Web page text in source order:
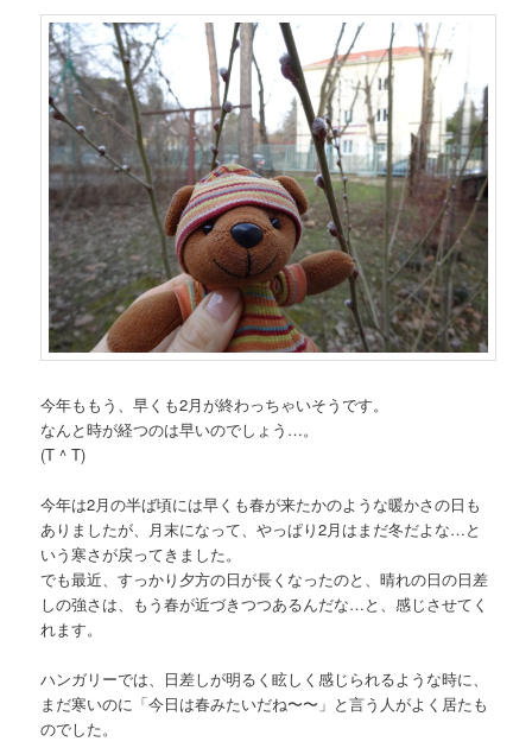
ン
ツ
へ
移
動
ツ
へ
移
動
今年ももう、早くも2月が終わっちゃいそうです。
なんと時が経つのは早いのでしょう…。
(T ^ T)
今年は2月の半ば頃には早くも春が来たかのような暖かさの日も
ありましたが、月末になって、やっぱり2月はまだ冬だよな…と
いう寒さが戻ってきました。
でも最近、すっかり夕方の日が長くなったのと、晴れの日の日差
しの強さは、もう春が近づきつつあるんだな…と、感じさせてく
れます。
ハンガリーでは、日差しが明るく眩しく感じられるような時に、
まだ寒いのに「今日は春みたいだね〜〜」と言う人がよく居たも
のでした。